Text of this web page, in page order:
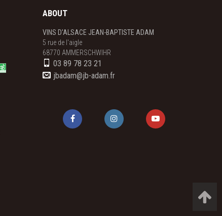
ABOUT
VINS D'ALSACE JEAN-BAPTISTE ADAM
5 rue de l'aigle
68770 AMMERSCHWIHR
03 89 78 23 21
jbadam@jb-adam.fr